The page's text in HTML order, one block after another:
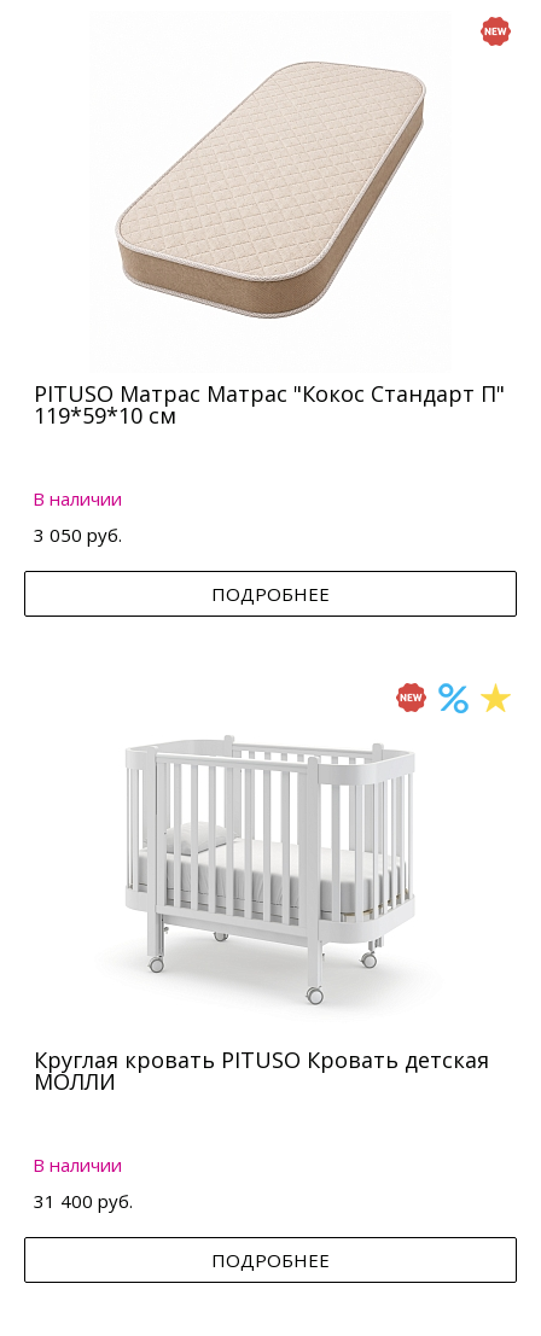
PITUSO Матрас Матрас "Кокос Стандарт П"
119*59*10 см
В наличии
3 050 руб.
ПОДРОБНЕЕ
Круглая кровать PITUSO Кровать детская
МОЛЛИ
В наличии
31 400 руб.
ПОДРОБНЕЕ